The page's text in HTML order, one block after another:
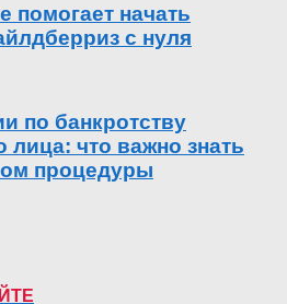
помогает начать
с нуля
по банкротству
лица: что важно знать
процедуры